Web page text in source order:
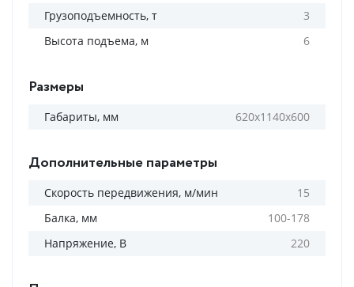
Грузоподъемность, т
3
Высота подъема, м
6
Размеры
Габариты, мм 620х1140х600
Дополнительные параметры
Скорость передвижения, м/мин
15
Балка, мм
100-178
Напряжение, В
220